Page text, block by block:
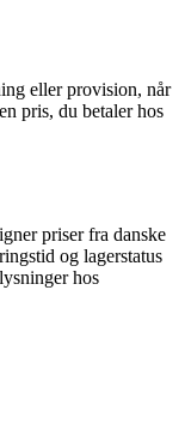
eller provision, når
pris, du betaler hos
priser fra danske
og lagerstatus
hos